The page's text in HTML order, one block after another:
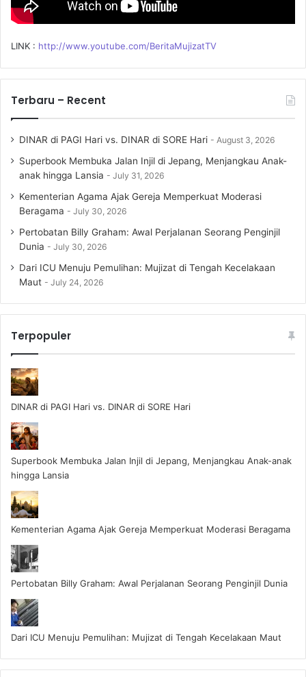
LINK : http://www.youtube.com/BeritaMujizatTV
Terbaru – Recent
DINAR di PAGI Hari vs. DINAR di SORE Hari August 3, 2026
Superbook Membuka Jalan Injil di Jepang, Menjangkau Anak-
anak hingga Lansia
July 31, 2026
Kementerian Agama Ajak Gereja Memperkuat Moderasi
Beragama
July 30, 2026
Pertobatan Billy Graham: Awal Perjalanan Seorang Penginjil
Dunia
July 30, 2026
Dari ICU Menuju Pemulihan: Mujizat di Tengah Kecelakaan
Maut
July 24, 2026
Terpopuler
DINAR di PAGI Hari vs. DINAR di SORE Hari
Superbook Membuka Jalan Injil di Jepang, Menjangkau Anak-anak
hingga Lansia
Kementerian Agama Ajak Gereja Memperkuat Moderasi Beragama
Pertobatan Billy Graham: Awal Perjalanan Seorang Penginjil Dunia
Dari ICU Menuju Pemulihan: Mujizat di Tengah Kecelakaan Maut